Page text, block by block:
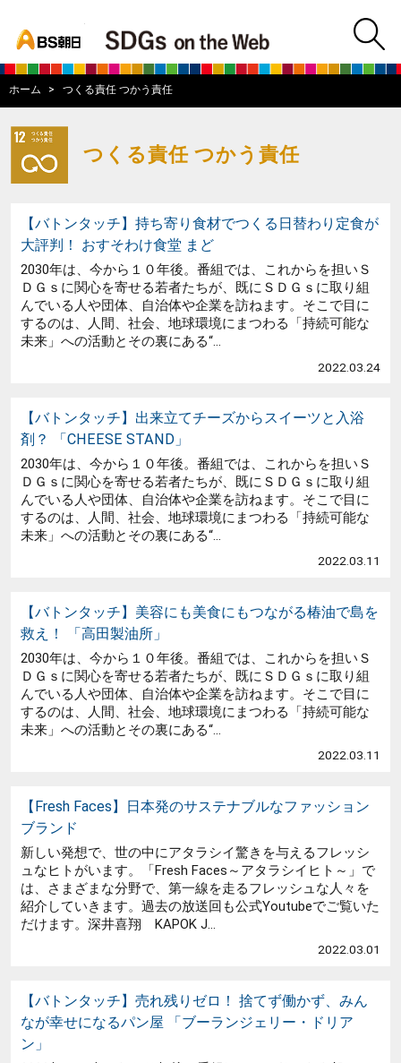
BS朝日SDGs
ホーム つくる責任 つかう責任
つくる責任 つかう責任
【バトンタッチ】持ち寄り食材でつくる日替わり定食が
大評判！ おすそわけ食堂 まど
2030年は、今から１０年後。番組では、これからを担いＳ
ＤＧｓに関心を寄せる若者たちが、既にＳＤＧｓに取り組
んでいる人や団体、自治体や企業を訪ねます。そこで目に
するのは、人間、社会、地球環境にまつわる「持続可能な
未来」への活動とその裏にある“...
2022.03.24
【バトンタッチ】出来立てチーズからスイーツと入浴
剤？ 「CHEESE STAND」
2030年は、今から１０年後。番組では、これからを担いＳ
ＤＧｓに関心を寄せる若者たちが、既にＳＤＧｓに取り組
んでいる人や団体、自治体や企業を訪ねます。そこで目に
するのは、人間、社会、地球環境にまつわる「持続可能な
未来」への活動とその裏にある“...
2022.03.11
【バトンタッチ】美容にも美食にもつながる椿油で島を
救え！ 「高田製油所」
2030年は、今から１０年後。番組では、これからを担いＳ
ＤＧｓに関心を寄せる若者たちが、既にＳＤＧｓに取り組
んでいる人や団体、自治体や企業を訪ねます。そこで目に
するのは、人間、社会、地球環境にまつわる「持続可能な
未来」への活動とその裏にある“...
2022.03.11
【Fresh Faces】日本発のサステナブルなファッション
ブランド
新しい発想で、世の中にアタラシイ驚きを与えるフレッシ
ュなヒトがいます。「Fresh Faces～アタラシイヒト～」で
は、さまざまな分野で、第一線を走るフレッシュな人々を
紹介していきます。過去の放送回も公式Youtubeでご覧いた
だけます。深井喜翔 KAPOK J...
2022.03.01
【バトンタッチ】売れ残りゼロ！ 捨てず働かず、みん
なが幸せになるパン屋 「ブーランジェリー・ドリア
ン」